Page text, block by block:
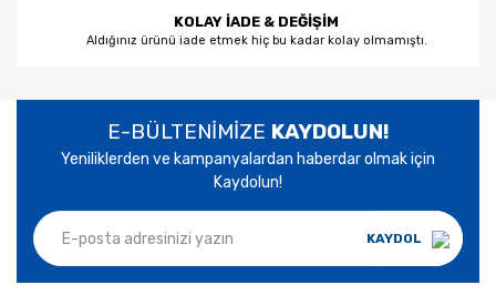
KOLAY İADE & DEĞİŞİM
Aldığınız ürünü iade etmek hiç bu kadar kolay olmamıştı.
E-BÜLTENİMİZE KAYDOLUN!
Yeniliklerden ve kampanyalardan haberdar olmak için
Kaydolun!
KAYDOL